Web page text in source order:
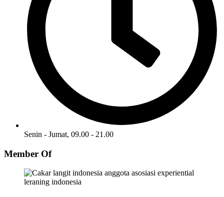
Senin - Jumat, 09.00 - 21.00
Member Of